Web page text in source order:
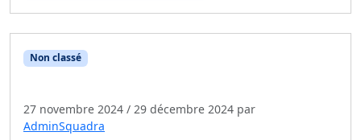
Non classé
27 novembre 2024 / 29 décembre 2024 par
AdminSquadra